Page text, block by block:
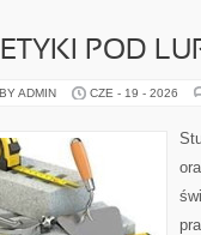
POD
ADMIN CZE - 19 - 2026